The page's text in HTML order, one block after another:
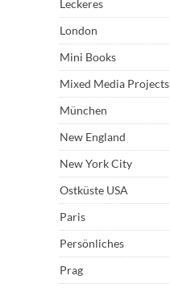
Leckeres
London
Mini Books
Mixed Media Projects
München
New England
New York City
Ostküste USA
Paris
Persönliches
Prag